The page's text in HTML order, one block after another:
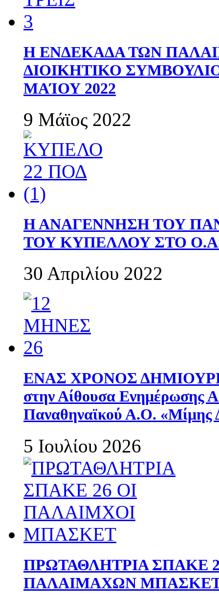
Η ΕΝΔΕΚΑΔΑ ΤΩΝ
ΔΙΟΙΚΗΤΙΚΟ
ΜΑΊΟΥ 2022
9 Μάϊος 2022
Η ΑΝΑΓΕΝΝΗΣΗ ΤΟΥ
ΤΟΥ ΚΥΠΕΛΛΟΥ ΣΤΟ
30 Απριλίου 2022
ΕΝΑΣ ΧΡΟΝΟΣ
στην Αίθουσα Ενημέρωσης
Παναθηναϊκού Α.Ο. «Μίμης
5 Ιουλίου 2026
ΠΡΩΤΑΘΛΗΤΡΙΑ ΣΠΑΚΕ
ΠΑΛΑΙΜΑΧΩΝ